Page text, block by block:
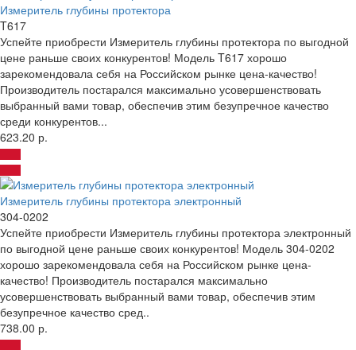
Измеритель глубины протектора
T617
Успейте приобрести Измеритель глубины протектора по выгодной
цене раньше своих конкурентов! Модель T617 хорошо
зарекомендовала себя на Российском рынке цена-качество!
Производитель постарался максимально усовершенствовать
выбранный вами товар, обеспечив этим безупречное качество
среди конкурентов...
623.20 р.
Измеритель глубины протектора электронный
304-0202
Успейте приобрести Измеритель глубины протектора электронный
по выгодной цене раньше своих конкурентов! Модель 304-0202
хорошо зарекомендовала себя на Российском рынке цена-
качество! Производитель постарался максимально
усовершенствовать выбранный вами товар, обеспечив этим
безупречное качество сред..
738.00 р.